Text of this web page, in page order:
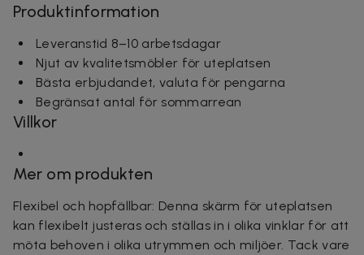
Produktinformation
Leveranstid 8–10 arbetsdagar
Njut av kvalitetsmöbler för uteplatsen
Bästa erbjudandet, valuta för pengarna
Begränsat antal för sommarrean
Villkor
Mer om produkten
Flexibel och hopfällbar: Denna skärm för uteplatsen
kan flexibelt justeras och ställas in i olika vinklar för att
möta behoven i olika utrymmen och miljöer. Tack vare